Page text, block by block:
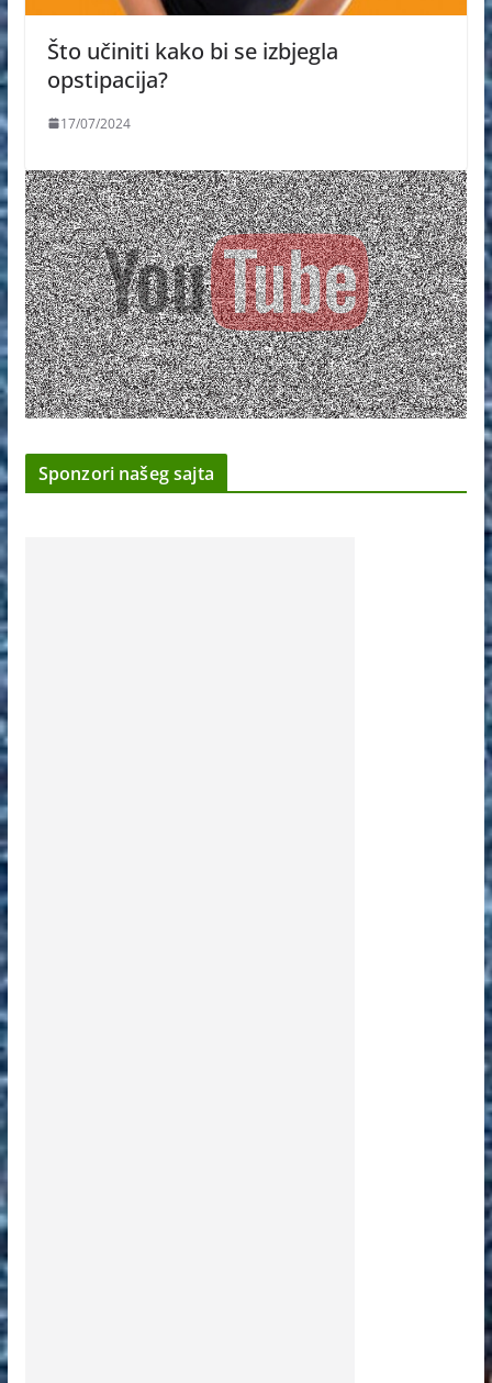
Što učiniti kako bi se izbjegla
opstipacija?
17/07/2024
Sponzori našeg sajta